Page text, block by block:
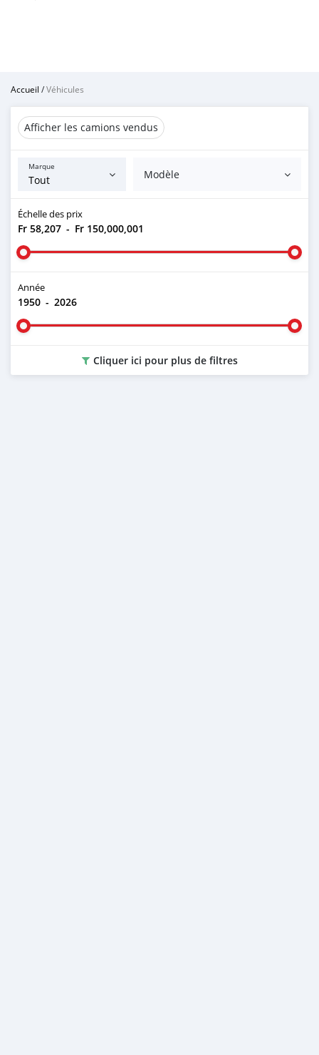
Accueil /Véhicules
Afficher les camions vendus
Marque
Modèle
Échelle des prix
Fr 58,207 - Fr 150,000,001
Année
1950 - 2026
Cliquer ici pour plus de filtres